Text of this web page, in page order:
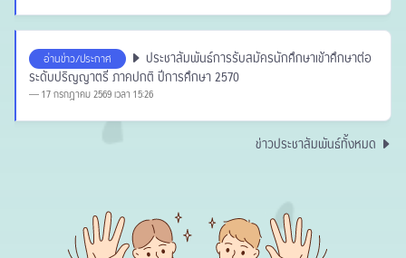
อ่านข่าว/ประกาศ ประชาสัมพันธ์การรับสมัครนักศึกษาเข้าศึกษาต่อ
ระดับปริญญาตรี ภาคปกติ ปีการศึกษา 2570
17 กรกฎาคม 2569 เวลา 15:26
ข่าวประชาสัมพันธ์ทั้งหมด